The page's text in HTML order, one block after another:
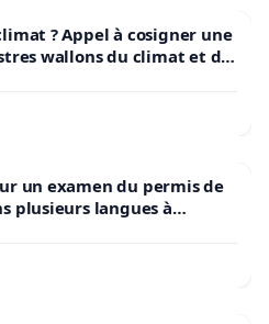
? Appel à cosigner une
wallons du climat et de
un examen du permis de
plusieurs langues à